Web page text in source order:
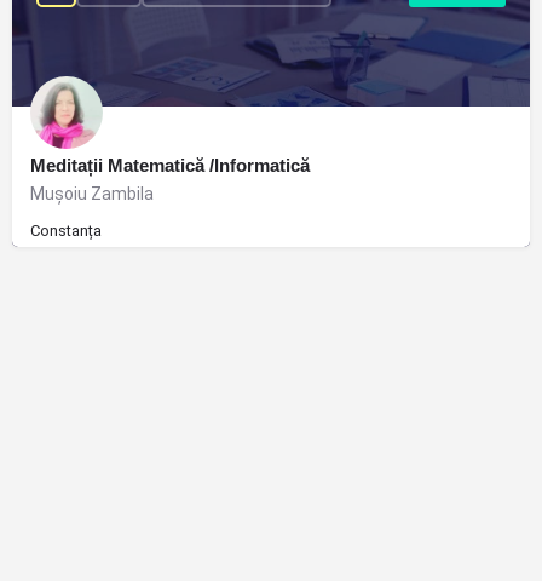
Meditații Matematică /Informatică
Muşoiu Zambila
Constanța